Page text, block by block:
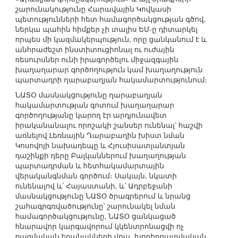
շարունակությունը Հարավային Կովկասի
պետությունների հետ համագործակցության գծով,
ներկա պահին հիմքեր չի տալիս ԵՄ-ը դիտարկել
որպես մի կազմակերպություն, որը ցանկանում է և
անհրաժեշտ ինստիտուցիոնալ ու ուժային
ռեսուրսներ ունի իրագործելու միջազգային
խաղաղարար գործողություն կամ խաղաղություն
պարտադրի ղարաբաղյան հակամարտությունում։
ՆԱՏՕ մասնակցությունը ղարաբաղյան
հակամարտության գոտում խաղաղարար
գործողությանը կարող էր արդյունավետ
իրականանալու որոշակի շանսեր ունենալ՝ հաշվի
առնելով Լեռնային Ղարաբաղին խիստ նման
Կոսովոյի նախադեպը և Հյուսիսատլանտյան
դաշինքի դերը Բալկաններում խաղաղության
պարտադրման և հետհակամարտային
վերականգնման գործում։ Սակայն, նկատի
ունենալով և՛ Հայաստանի, և՛ Ադրբեջանի
մասնակցությունը ՆԱՏՕ ծրագրերում և նրանց
շահագրգռվածությունը՝ շարունակել նման
համագործակցությունը, ՆԱՏՕ ցանկացած
հնարավոր կարգավորում կկենտրոնացվի ոչ